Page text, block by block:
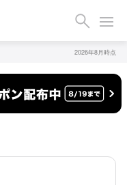
2026年8月時点